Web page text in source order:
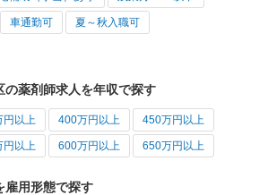
車通勤可 夏～秋入職可
の薬剤師求人を年収で探す
円以上 400万円以上 450万円以上
円以上 600万円以上 650万円以上
雇用形態で探す